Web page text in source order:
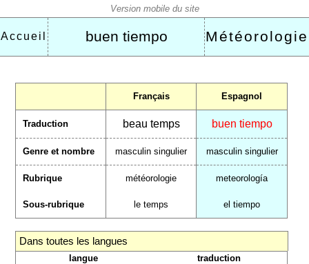
Accueil buen tiempo Météorologie
Français Espagnol
Traduction beau temps buen tiempo
Genre et nombre masculin singulier masculin singulier
Rubrique météorologie meteorología
Sous-rubrique le temps el tiempo
Dans toutes les langues
langue
traduction